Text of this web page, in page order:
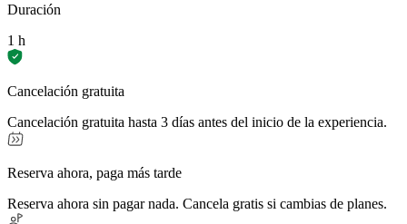
Duración
1 h
Cancelación gratuita
Cancelación gratuita hasta 3 días antes del inicio de la experiencia.
Reserva ahora, paga más tarde
Reserva ahora sin pagar nada. Cancela gratis si cambias de planes.